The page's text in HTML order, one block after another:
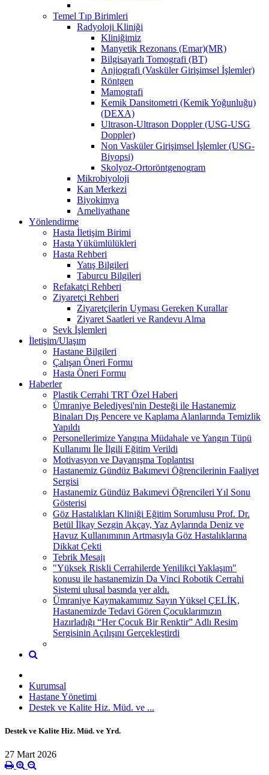
Temel Tıp Birimleri
Radyoloji Kliniği
Kliniğimiz
Manyetik Rezonans (Emar)(MR)
Bilgisayarlı Tomografi (BT)
Anjiografi (Vasküler Girişimsel İşlemler)
Röntgen
Mamografi
Kemik Dansitometri (Kemik Yoğunluğu)
(DEXA)
Ultrason-Ultrason Doppler (USG-USG
Doppler)
Non Vasküler Girişimsel İşlemler (USG-
Biyopsi)
Skolyoz-Ortoröntgenogram
Mikrobiyoloji
Kan Merkezi
Biyokimya
Ameliyathane
Yönlendirme
Hasta İletişim Birimi
Hasta Yükümlülükleri
Hasta Rehberi
Yatış Bilgileri
Taburcu Bilgileri
Refakatçi Rehberi
Ziyaretçi Rehberi
Ziyaretçilerin Uyması Gereken Kurallar
Ziyaret Saatleri ve Randevu Alma
Sevk İşlemleri
İletişim/Ulaşım
Hastane Bilgileri
Çalışan Öneri Formu
Hasta Öneri Formu
Haberler
Plastik Cerrahi TRT Özel Haberi
Ümraniye Belediyesi'nin Desteği ile Hastanemiz
Binaları Dış Pencere ve Kaplama Alanlarında Temizlik
Yapıldı
Personellerimize Yangına Müdahale ve Yangın Tüpü
Kullanımı İle İlgili Eğitim Verildi
Motivasyon ve Dayanışma Toplantısı
Hastanemiz Gündüz Bakımevi Öğrencilerinin Faaliyet
Sergisi
Hastanemiz Gündüz Bakımevi Öğrencileri Yıl Sonu
Gösterisi
Göz Hastalıkları Kliniği Eğitim Sorumlusu Prof. Dr.
Betül İlkay Sezgin Akçay, Yaz Aylarında Deniz ve
Havuz Kullanımının Artmasıyla Göz Hastalıklarına
Dikkat Çekti
Tebrik Mesajı
"Yüksek Riskli Cerrahilerde Yenilikçi Yaklaşım"
konusu ile hastanemizin Da Vinci Robotik Cerrahi
Sistemi ulusal basında yer aldı.
Ümraniye Kaymakamımız Sayın Yüksel ÇELİK,
Hastanemizde Tedavi Gören Çocuklarımızın
Hazırladığı “Her Çocuk Bir Renktir” Adlı Resim
Sergisinin Açılışını Gerçekleştirdi
Kurumsal
Hastane Yönetimi
Destek ve Kalite Hiz. Müd. ve ...
Destek ve Kalite Hiz. Müd. ve Yrd.
27 Mart 2026